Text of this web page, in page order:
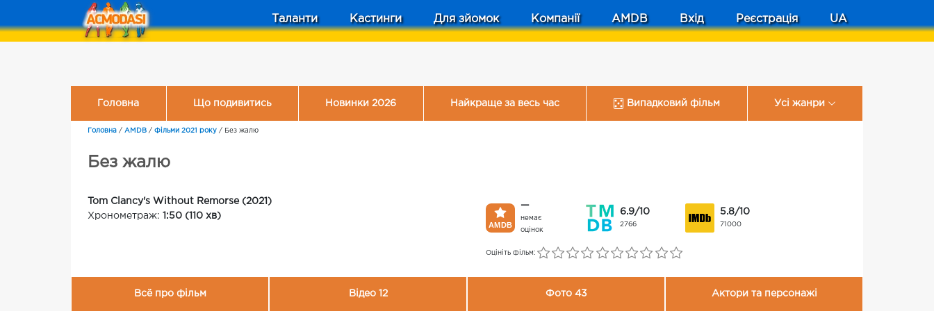
Таланти Кастинги Для зйомок Компанії AMDB Вхід Реєстрація UA
Головна Що подивитись Новинки 2026 Найкраще за весь час Випадковий фільм Усі жанри
Головна / AMDB / Фільми 2021 року / Без жалю
Без жалю
Tom Clancy's Without Remorse (2021)
Хронометраж: 1:50 (110 хв)
—
немає
оцінок
6.9/10
2766
5.8/10
71000
Оцініть фільм:
Всё про фільм Відео 12 Фото 43 Актори та персонажі